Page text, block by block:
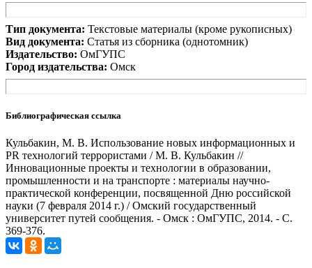
Тип документа: Текстовые материалы (кроме рукописных)
Вид документа: Статья из сборника (однотомник)
Издательство: ОмГУПС
Город издательства: Омск
Библиографическая ссылка
Кульбакин, М. В. Использование новых информационных и
PR технологий террористами / М. В. Кульбакин //
Инновационные проекты и технологии в образовании,
промышленности и на транспорте : материалы научно-
практической конференции, посвященной Дню российской
науки (7 февраля 2014 г.) / Омский государственный
университет путей сообщения. - Омск : ОмГУПС, 2014. - С.
369-376.